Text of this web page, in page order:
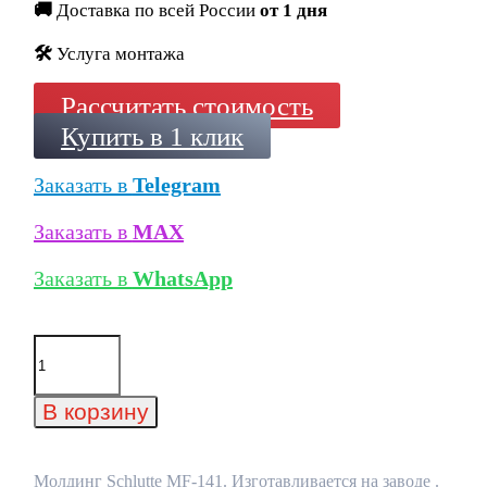
🚚 Доставка по всей России от 1 дня
🛠️ Услуга монтажа
Рассчитать стоимость
Купить в 1 клик
Заказать в Telegram
Заказать в MAX
Заказать в WhatsApp
Количество
товара
Schlutte
MF-
В корзину
Молдинг Schlutte MF-141. Изготавливается на заводе .